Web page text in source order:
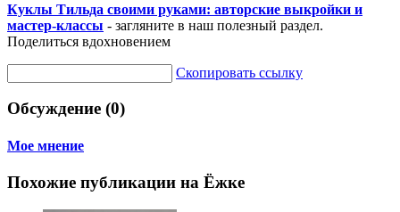
Куклы Тильда своими руками: авторские выкройки и
мастер-классы - загляните в наш полезный раздел.
Поделиться вдохновением
Скопировать ссылку
Обсуждение (0)
Мое мнение
Похожие публикации на Ёжке